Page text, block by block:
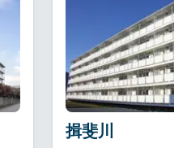
揖斐川